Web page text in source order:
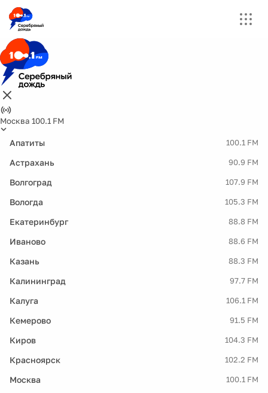
Москва 100.1 FM
Апатиты 100.1 FM
Астрахань 90.9 FM
Волгоград 107.9 FM
Вологда 105.3 FM
Екатеринбург 88.8 FM
Иваново 88.6 FM
Казань 88.3 FM
Калининград 97.7 FM
Калуга 106.1 FM
Кемерово 91.5 FM
Киров 104.3 FM
Красноярск 102.2 FM
Москва 100.1 FM